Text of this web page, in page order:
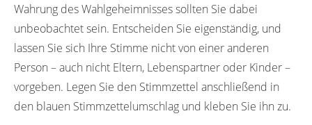
Wahrung des Wahlgeheimnisses sollten Sie dabei
unbeobachtet sein. Entscheiden Sie eigenständig, und
lassen Sie sich Ihre Stimme nicht von einer anderen
Person – auch nicht Eltern, Lebenspartner oder Kinder –
vorgeben. Legen Sie den Stimmzettel anschließend in
den blauen Stimmzettelumschlag und kleben Sie ihn zu.